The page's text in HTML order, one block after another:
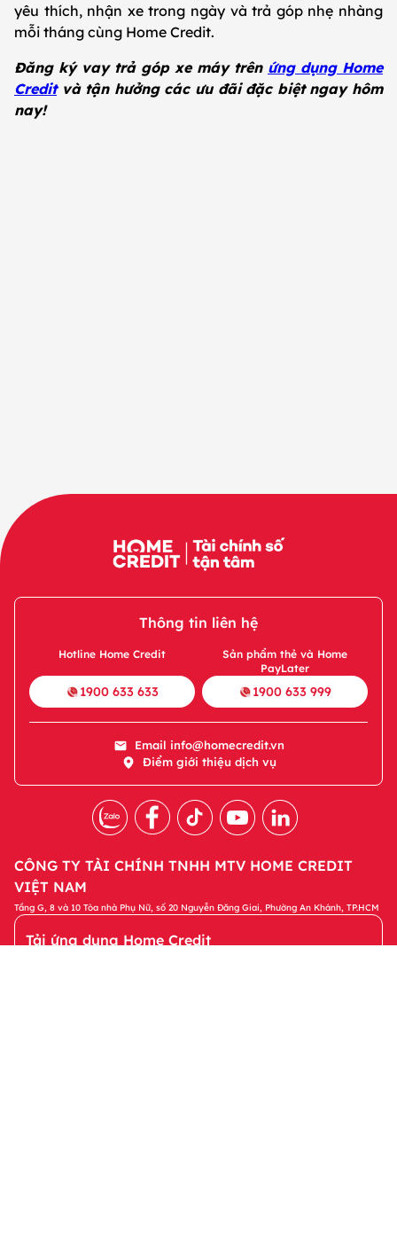
yêu thích, nhận xe trong ngày và trả góp nhẹ nhàng
mỗi tháng cùng Home Credit.
Đăng ký vay trả góp xe máy trên ứng dụng Home
Creditvà tận hưởng các ưu đãi đặc biệt ngay hôm
nay!
Thông tin liên hệ
Hotline Home Credit
1900 633 633
Sản phẩm thẻ và Home
PayLater
1900 633 999
Email info@homecredit.vn
Điểm giới thiệu dịch vụ
CÔNG TY TÀI CHÍNH TNHH MTV HOME CREDIT
VIỆT NAM
Tầng G, 8 và 10 Tòa nhà Phụ Nữ, số 20 Nguyễn Đăng Giai, Phường An Khánh, TP.HCM
Tải ứng dụng Home Credit